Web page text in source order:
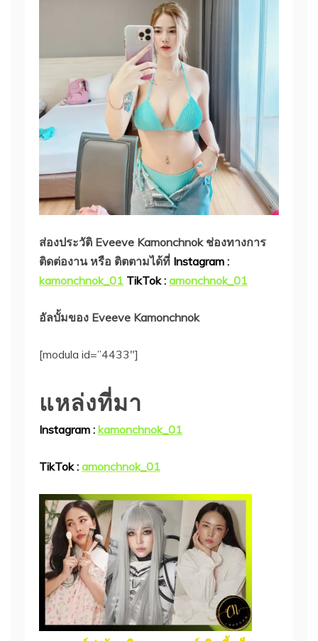
ส่องประวัติ Eveeve Kamonchnok ช่องทางการ
ติดต่องาน หรือ ติตตามได้ที่ Instagram :
kamonchnok_01 TikTok : amonchnok_01
อัลบั้มของ Eveeve Kamonchnok
[modula id=”4433″]
แหล่งที่มา
Instagram : kamonchnok_01
TikTok : amonchnok_01